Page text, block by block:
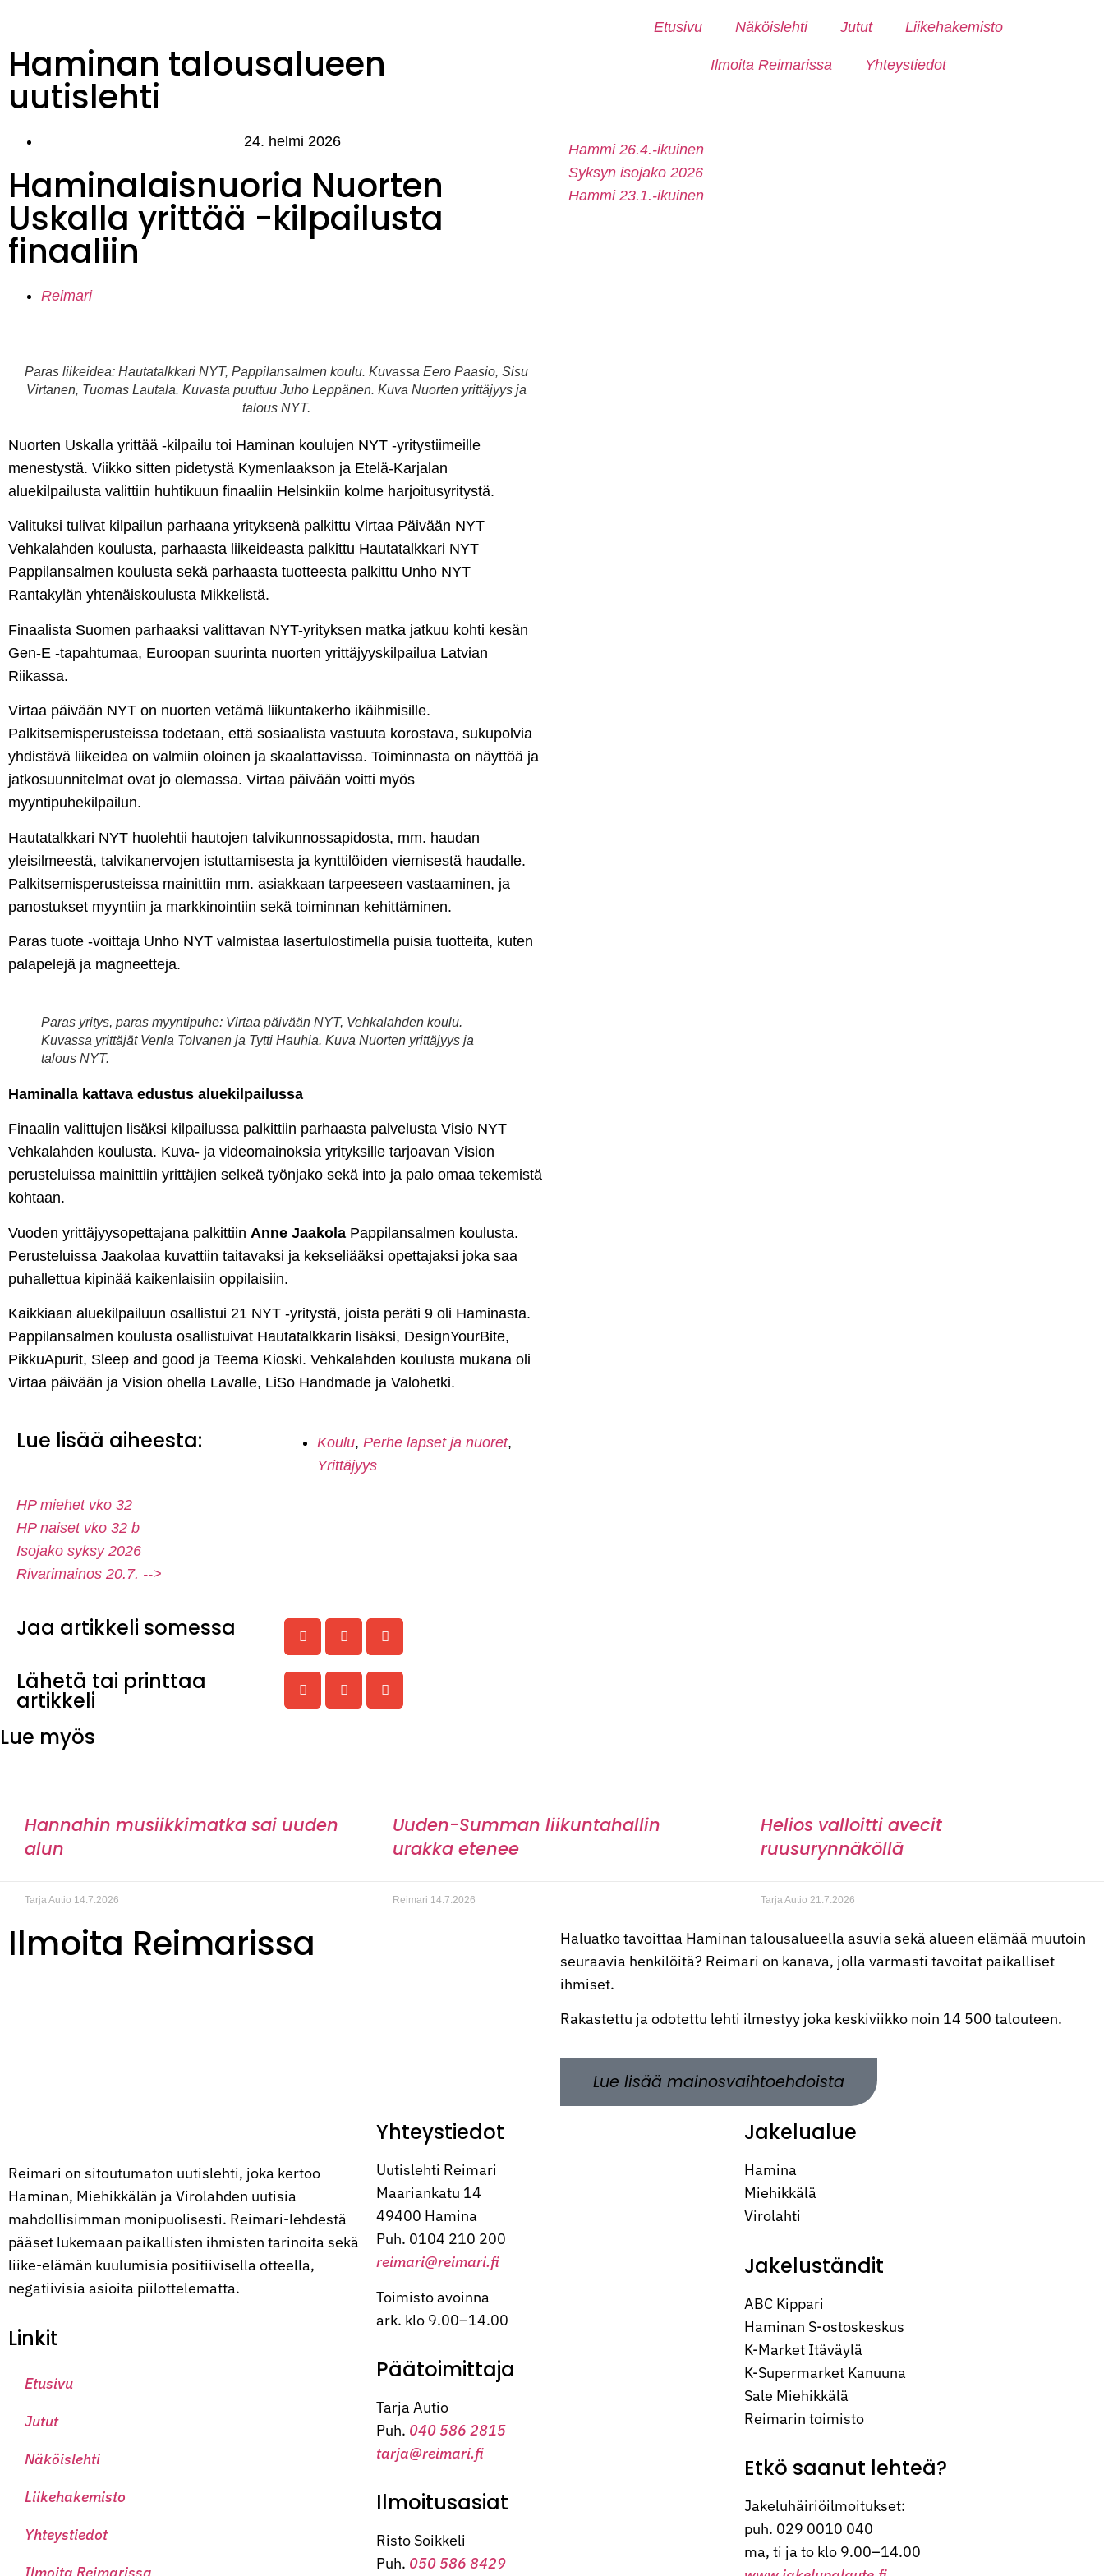
Haminan talousalueen
uutislehti
Etusivu Näköislehti Jutut Liikehakemisto
Ilmoita Reimarissa Yhteystiedot
24. helmi 2026
Haminalaisnuoria Nuorten
Uskalla yrittää -kilpailusta
finaaliin
Reimari
Paras liikeidea: Hautatalkkari NYT, Pappilansalmen koulu. Kuvassa Eero Paasio, Sisu
Virtanen, Tuomas Lautala. Kuvasta puuttuu Juho Leppänen. Kuva Nuorten yrittäjyys ja
talous NYT.
Nuorten Uskalla yrittää -kilpailu toi Haminan koulujen NYT -yritystiimeille
menestystä. Viikko sitten pidetystä Kymenlaakson ja Etelä-Karjalan
aluekilpailusta valittiin huhtikuun finaaliin Helsinkiin kolme harjoitusyritystä.
Valituksi tulivat kilpailun parhaana yrityksenä palkittu Virtaa Päivään NYT
Vehkalahden koulusta, parhaasta liikeideasta palkittu Hautatalkkari NYT
Pappilansalmen koulusta sekä parhaasta tuotteesta palkittu Unho NYT
Rantakylän yhtenäiskoulusta Mikkelistä.
Finaalista Suomen parhaaksi valittavan NYT-yrityksen matka jatkuu kohti kesän
Gen-E -tapahtumaa, Euroopan suurinta nuorten yrittäjyyskilpailua Latvian
Riikassa.
Virtaa päivään NYT on nuorten vetämä liikuntakerho ikäihmisille.
Palkitsemisperusteissa todetaan, että sosiaalista vastuuta korostava, sukupolvia
yhdistävä liikeidea on valmiin oloinen ja skaalattavissa. Toiminnasta on näyttöä ja
jatkosuunnitelmat ovat jo olemassa. Virtaa päivään voitti myös
myyntipuhekilpailun.
Hautatalkkari NYT huolehtii hautojen talvikunnossapidosta, mm. haudan
yleisilmeestä, talvikanervojen istuttamisesta ja kynttilöiden viemisestä haudalle.
Palkitsemisperusteissa mainittiin mm. asiakkaan tarpeeseen vastaaminen, ja
panostukset myyntiin ja markkinointiin sekä toiminnan kehittäminen.
Paras tuote -voittaja Unho NYT valmistaa lasertulostimella puisia tuotteita, kuten
palapelejä ja magneetteja.
Paras yritys, paras myyntipuhe: Virtaa päivään NYT, Vehkalahden koulu.
Kuvassa yrittäjät Venla Tolvanen ja Tytti Hauhia. Kuva Nuorten yrittäjyys ja
talous NYT.
Haminalla kattava edustus aluekilpailussa
Finaalin valittujen lisäksi kilpailussa palkittiin parhaasta palvelusta Visio NYT
Vehkalahden koulusta. Kuva- ja videomainoksia yrityksille tarjoavan Vision
perusteluissa mainittiin yrittäjien selkeä työnjako sekä into ja palo omaa tekemistä
kohtaan.
Vuoden yrittäjyysopettajana palkittiin Anne Jaakola Pappilansalmen koulusta.
Perusteluissa Jaakolaa kuvattiin taitavaksi ja kekseliääksi opettajaksi joka saa
puhallettua kipinää kaikenlaisiin oppilaisiin.
Kaikkiaan aluekilpailuun osallistui 21 NYT -yritystä, joista peräti 9 oli Haminasta.
Pappilansalmen koulusta osallistuivat Hautatalkkarin lisäksi, DesignYourBite,
PikkuApurit, Sleep and good ja Teema Kioski. Vehkalahden koulusta mukana oli
Virtaa päivään ja Vision ohella Lavalle, LiSo Handmade ja Valohetki.
Lue lisää aiheesta: Koulu, Perhe lapset ja nuoret,
Yrittäjyys
HP miehet vko 32
HP naiset vko 32 b
Isojako syksy 2026
Rivarimainos 20.7. -->
Jaa artikkeli somessa
Lähetä tai printtaa
artikkeli
Hammi 26.4.-ikuinen
Syksyn isojako 2026
Hammi 23.1.-ikuinen
Lue myös
Hannahin musiikkimatka sai uuden
alun
Tarja Autio 14.7.2026
Uuden-Summan liikuntahallin
urakka etenee
Reimari 14.7.2026
Helios valloitti avecit
ruusurynnäköllä
Tarja Autio 21.7.2026
Ilmoita Reimarissa
Haluatko tavoittaa Haminan talousalueella asuvia sekä alueen elämää muutoin
seuraavia henkilöitä? Reimari on kanava, jolla varmasti tavoitat paikalliset
ihmiset.
Rakastettu ja odotettu lehti ilmestyy joka keskiviikko noin 14 500 talouteen.
Lue lisää mainosvaihtoehdoista
Reimari on sitoutumaton uutislehti, joka kertoo
Haminan, Miehikkälän ja Virolahden uutisia
mahdollisimman monipuolisesti. Reimari-lehdestä
pääset lukemaan paikallisten ihmisten tarinoita sekä
liike-elämän kuulumisia positiivisella otteella,
negatiivisia asioita piilottelematta.
Linkit
Etusivu
Jutut
Näköislehti
Liikehakemisto
Yhteystiedot
Ilmoita Reimarissa
Yhteystiedot
Uutislehti Reimari
Maariankatu 14
49400 Hamina
Puh. 0104 210 200
reimari@reimari.fi
Toimisto avoinna
ark. klo 9.00–14.00
Päätoimittaja
Tarja Autio
Puh. 040 586 2815
tarja@reimari.fi
Ilmoitusasiat
Risto Soikkeli
Puh. 050 586 8429
Jakelualue
Hamina
Miehikkälä
Virolahti
Jakeluständit
ABC Kippari
Haminan S-ostoskeskus
K-Market Itäväylä
K-Supermarket Kanuuna
Sale Miehikkälä
Reimarin toimisto
Etkö saanut lehteä?
Jakeluhäiriöilmoitukset:
puh. 029 0010 040
ma, ti ja to klo 9.00–14.00